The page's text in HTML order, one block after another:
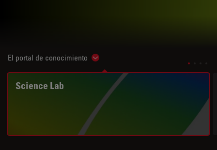
El portal de conocimiento Show subnavigation
Science Lab